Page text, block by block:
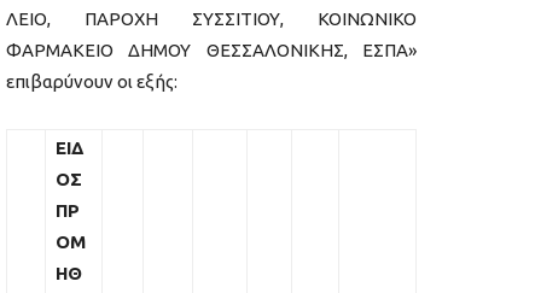
ΛΕΙΟ, ΠΑΡΟΧΗ ΣΥΣΣΙΤΙΟΥ, ΚΟΙΝΩΝΙΚΟ
ΦΑΡΜΑΚΕΙΟ ΔΗΜΟΥ ΘΕΣΣΑΛΟΝΙΚΗΣ, ΕΣΠΑ»
επιβαρύνουν οι εξής:
ΕΙΔ
ΟΣ
ΠΡ
ΟΜ
ΗΘ